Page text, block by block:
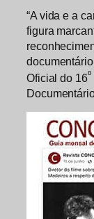
“A vida e a
figura
Oficial do 16º